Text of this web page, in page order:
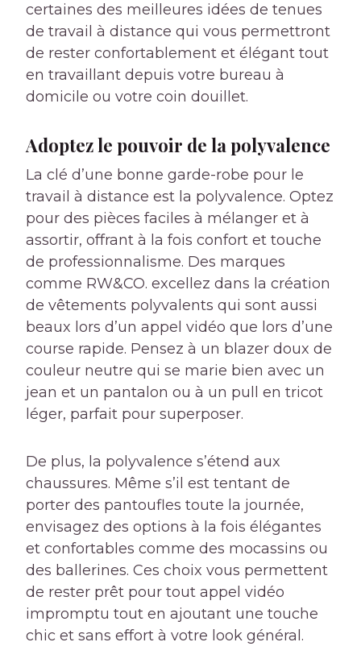
certaines des meilleures idées de tenues
de travail à distance qui vous permettront
de rester confortablement et élégant tout
en travaillant depuis votre bureau à
domicile ou votre coin douillet.
Adoptez le pouvoir de la polyvalence
La clé d’une bonne garde-robe pour le
travail à distance est la polyvalence. Optez
pour des pièces faciles à mélanger et à
assortir, offrant à la fois confort et touche
de professionnalisme. Des marques
comme RW&CO. excellez dans la création
de vêtements polyvalents qui sont aussi
beaux lors d’un appel vidéo que lors d’une
course rapide. Pensez à un blazer doux de
couleur neutre qui se marie bien avec un
jean et un pantalon ou à un pull en tricot
léger, parfait pour superposer.
De plus, la polyvalence s’étend aux
chaussures. Même s’il est tentant de
porter des pantoufles toute la journée,
envisagez des options à la fois élégantes
et confortables comme des mocassins ou
des ballerines. Ces choix vous permettent
de rester prêt pour tout appel vidéo
impromptu tout en ajoutant une touche
chic et sans effort à votre look général.